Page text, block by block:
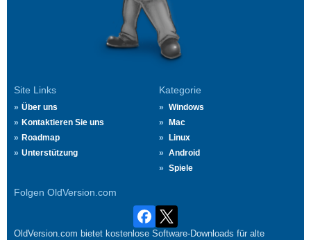
Site Links
Über uns
Kontaktieren Sie uns
Roadmap
Unterstützung
Kategorie
Windows
Mac
Linux
Android
Spiele
Folgen OldVersion.com
OldVersion.com bietet kostenlose Software-Downloads für alte